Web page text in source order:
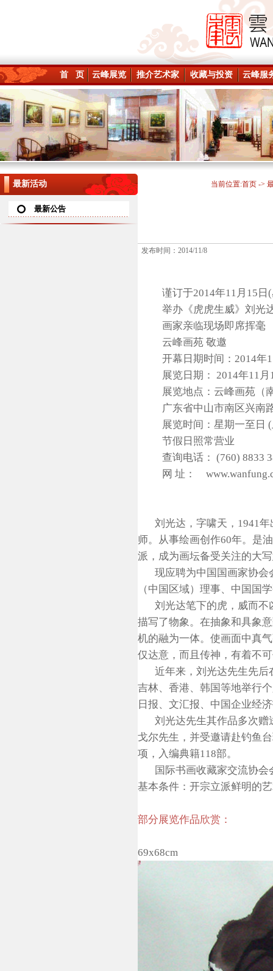
首 页 云峰展览 推介艺术家 收藏与投资 云峰服
最新活动
最新公告
当前位置:首页 ->
发布时间：2014/11/8
谨订于2014年11月15日(
举办《虎虎生威》刘光达
画家亲临现场即席挥毫
云峰画苑 敬邀
开幕日期时间：2014年
展览日期： 2014年11月
展览地点：云峰画苑（南
广东省中山市南区兴南路
展览时间：星期一至日 (
节假日照常营业
查询电话： (760) 8833
网 址：
刘光达，字啸天， 1941年
师。从事绘画创作60年。是
派，成为画坛备受关注的大
现应聘为中国国画家协
（中国区域）理事、中国国
刘光达笔下的虎，威而
描写了物象。在抽象和具象
机的融为一体。使画面中真
仅达意，而且传神，有着不
近年来，刘光达先生先
吉林、香港、韩国等地举行
日报、文汇报、中国企业经
刘光达先生其作品多次赠
戈尔先生，并受邀请赴钓鱼
项，入编典籍118部。
国际书画收藏家交流协
基本条件：开宗立派鲜明的
部分展览作品欣赏：
69x68cm